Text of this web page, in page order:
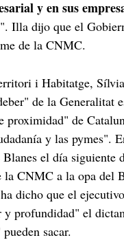
y en sus
Illa dijo que el
de la CNMC.
i Habitatge,
de la Generalitat
proximidad" de
y las pymes".
Blanes el día siguiente
la CNMC a la opa del
dicho que el
profundidad" el
sacar.